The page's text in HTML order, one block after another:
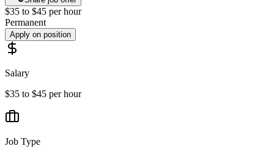
$35 to $45 per hour
Permanent
Apply on position
Salary
$35 to $45 per hour
Job Type